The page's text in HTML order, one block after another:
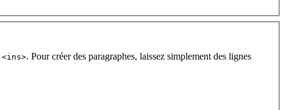
<ins>. Pour créer des paragraphes, laissez simplement des lignes